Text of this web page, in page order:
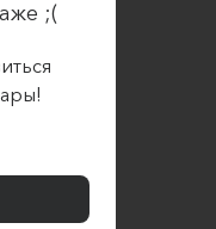
6000 ₽
;(